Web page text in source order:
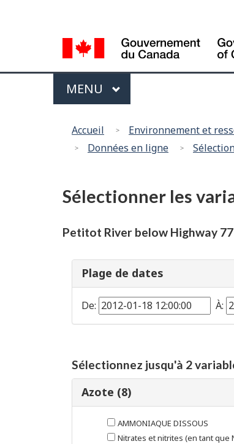
selection
Menu
MAIN
MENU
Accueil Environnement et
Données en ligne
Sélectionner les
Petitot River below Highway
Plage de dates
De: À:
Sélectionnez jusqu'à 2
Azote (8)
AMMONIAQUE DISSOUS
Nitrates et nitrites (en tant que